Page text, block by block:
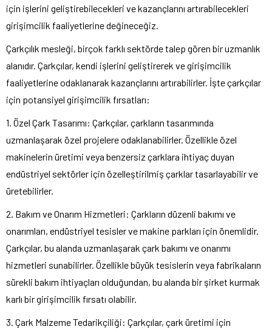
için işlerini geliştirebilecekleri ve kazançlarını artırabilecekleri
girişimcilik faaliyetlerine değineceğiz.
Çarkçılık mesleği, birçok farklı sektörde talep gören bir uzmanlık
alanıdır. Çarkçılar, kendi işlerini geliştirerek ve girişimcilik
faaliyetlerine odaklanarak kazançlarını artırabilirler. İşte çarkçılar
için potansiyel girişimcilik fırsatları:
1. Özel Çark Tasarımı: Çarkçılar, çarkların tasarımında
uzmanlaşarak özel projelere odaklanabilirler. Özellikle özel
makinelerin üretimi veya benzersiz çarklara ihtiyaç duyan
endüstriyel sektörler için özelleştirilmiş çarklar tasarlayabilir ve
üretebilirler.
2. Bakım ve Onarım Hizmetleri: Çarkların düzenli bakımı ve
onarımları, endüstriyel tesisler ve makine parkları için önemlidir.
Çarkçılar, bu alanda uzmanlaşarak çark bakımı ve onarımı
hizmetleri sunabilirler. Özellikle büyük tesislerin veya fabrikaların
sürekli bakım ihtiyaçları olduğundan, bu alanda bir şirket kurmak
karlı bir girişimcilik fırsatı olabilir.
3. Çark Malzeme Tedarikçiliği: Çarkçılar, çark üretimi için